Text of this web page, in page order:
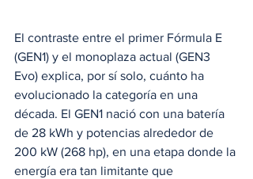
El contraste entre el primer Fórmula E
(GEN1) y el monoplaza actual (GEN3
Evo) explica, por sí solo, cuánto ha
evolucionado la categoría en una
década. El GEN1 nació con una batería
de 28 kWh y potencias alrededor de
200 kW (268 hp), en una etapa donde la
energía era tan limitante que